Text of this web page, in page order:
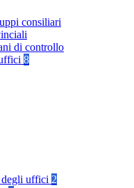
consiliari
di controllo
8
uffici 2